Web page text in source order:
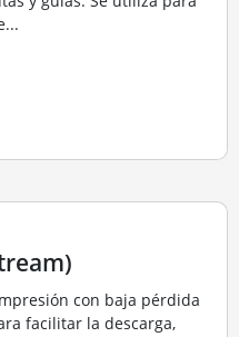
con baja pérdida
facilitar la descarga,